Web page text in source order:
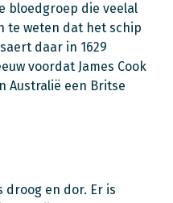
bloedgroep die veelal
te weten dat het schip
daar in 1629
voordat James Cook
Australië een Britse
droog en dor. Er is